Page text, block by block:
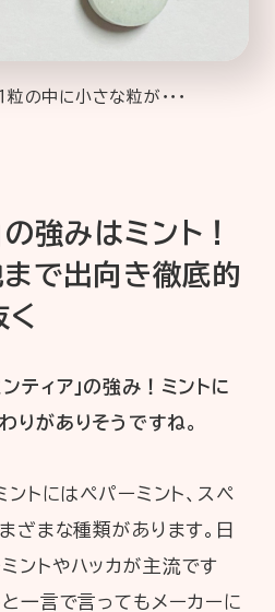
粒の中に小さな粒が・・・
の強みはミント！
まで出向き徹底的
ティア」の強み！ミントに
りがありそうですね。
ントにはペパーミント、スペ
ざまな種類があります。日
ントやハッカが主流です
と一言で言ってもメーカーに